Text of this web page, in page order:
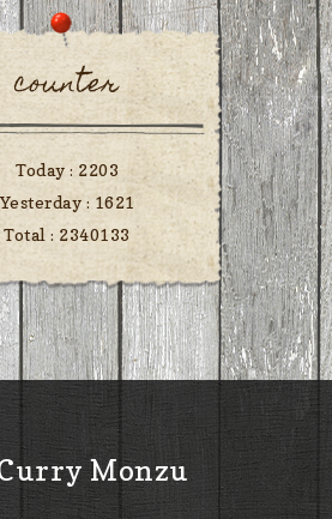
counter
Today : 2203
Yesterday : 1621
Total : 2340133
Monzu